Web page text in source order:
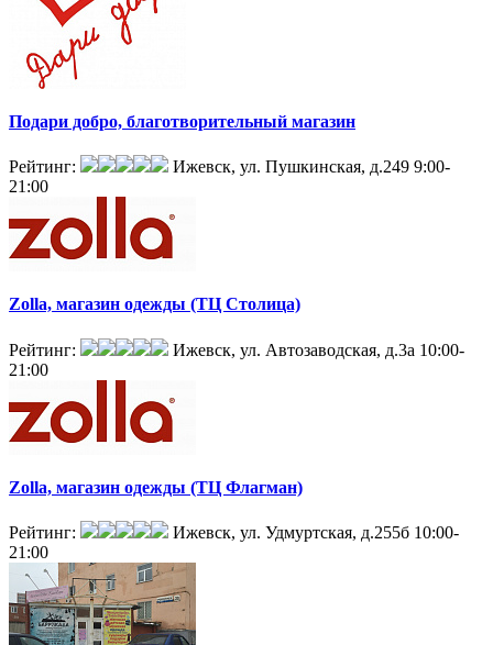
Подари добро, благотворительный магазин
Рейтинг: Ижевск, ул. Пушкинская, д.249 9:00-
21:00
Zolla, магазин одежды (ТЦ Столица)
Рейтинг: Ижевск, ул. Автозаводская, д.3а 10:00-
21:00
Zolla, магазин одежды (ТЦ Флагман)
Рейтинг: Ижевск, ул. Удмуртская, д.255б 10:00-
21:00